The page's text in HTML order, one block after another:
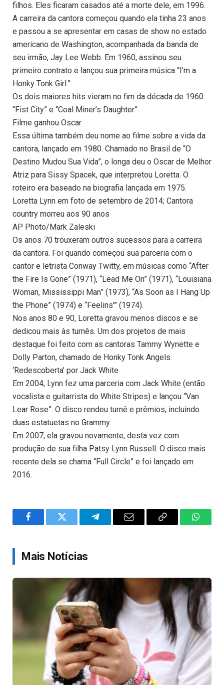
filhos. Eles ficaram casados até a morte dele, em 1996.
A carreira da cantora começou quando ela tinha 23 anos
e passou a se apresentar em casas de show no estado
americano de Washington, acompanhada da banda de
seu irmão, Jay Lee Webb. Em 1960, assinou seu
primeiro contrato e lançou sua primeira música “I’m a
Honky Tonk Girl.”
Os dois maiores hits vieram no fim da década de 1960:
“Fist City” e “Coal Miner’s Daughter”.
Filme ganhou Oscar
Essa última também deu nome ao filme sobre a vida da
cantora, lançado em 1980. Chamado no Brasil de “O
Destino Mudou Sua Vida”, o longa deu o Oscar de Melhor
Atriz para Sissy Spacek, que interpretou Loretta. O
roteiro era baseado na biografia lançada em 1975.
Loretta Lynn em foto de setembro de 2014; Cantora
country morreu aos 90 anos
AP Photo/Mark Zaleski
Os anos 70 trouxeram outros sucessos para a carreira
da cantora. Foi quando começou sua parceria com o
cantor e letrista Conway Twitty, em músicas como “After
the Fire Is Gone” (1971), “Lead Me On” (1971), “Louisiana
Woman, Mississippi Man” (1973), “As Soon as I Hang Up
the Phone” (1974) e “Feelins'” (1974).
Nos anos 80 e 90, Loretta gravou menos discos e se
dedicou mais às turnês. Um dos projetos de mais
destaque foi feito com as cantoras Tammy Wynette e
Dolly Parton, chamado de Honky Tonk Angels.
‘Redescoberta’ por Jack White
Em 2004, Lynn fez uma parceria com Jack White (então
vocalista e guitarrista do White Stripes) e lançou “Van
Lear Rose”. O disco rendeu turnê e prêmios, incluindo
duas estatuetas no Grammy.
Em 2007, ela gravou novamente, desta vez com
produção de sua filha Patsy Lynn Russell. O disco mais
recente dela se chama “Full Circle” e foi lançado em
2016.
FacebookTwitter TelegramEmail
Copy
Mais Notícias